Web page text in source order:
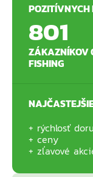
POZITÍVNYCH
801
ZÁKAZNÍKOV
FISHING
rýchlosť
ceny
zľavové